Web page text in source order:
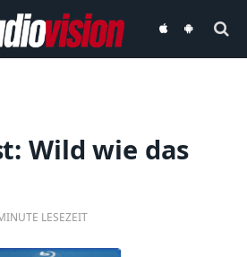
audiovisionaudiovision
Wild wie das
LESEZEIT